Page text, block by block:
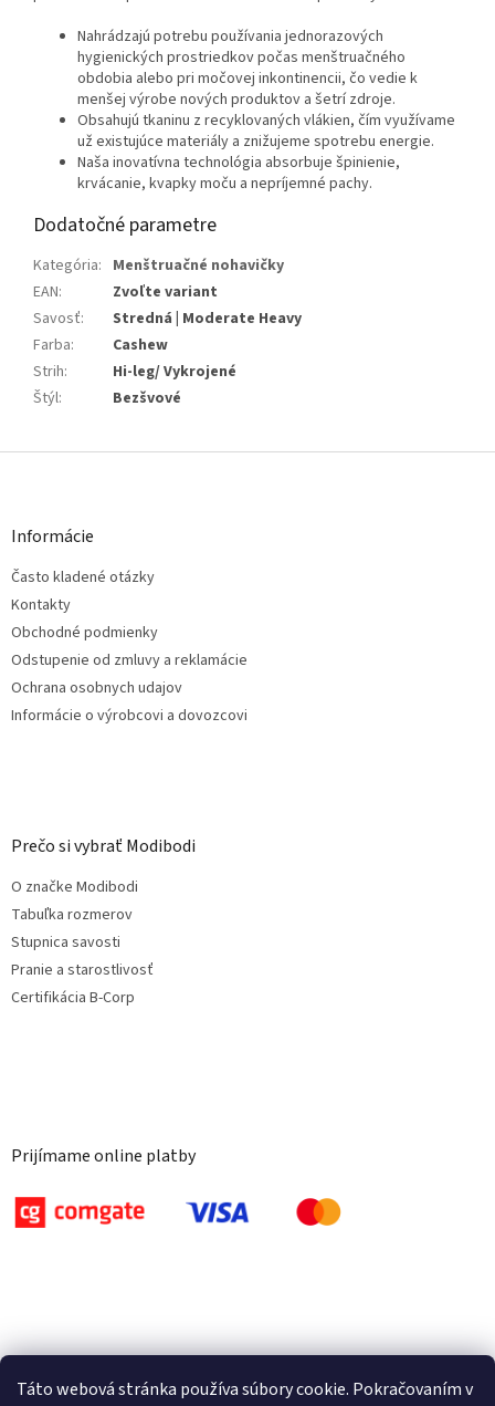
Táto webová stránka používa súbory cookie. Pokračovaním v
Nahrádzajú potrebu používania jednorazových
hygienických prostriedkov počas menštruačného
obdobia alebo pri močovej inkontinencii, čo vedie k
menšej výrobe nových produktov a šetrí zdroje.
Obsahujú tkaninu z recyklovaných vlákien, čím využívame
už existujúce materiály a znižujeme spotrebu energie.
Naša inovatívna technológia absorbuje špinienie,
krvácanie, kvapky moču a nepríjemné pachy.
Dodatočné parametre
Kategória: Menštruačné nohavičky
EAN:
Zvoľte variant
Savosť:
Stredná | Moderate Heavy
Farba:
Cashew
Strih:
Hi-leg/ Vykrojené
Štýl: Bezšvové
Z
Informácie
Často kladené otázky
Kontakty
Obchodné podmienky
Odstupenie od zmluvy a reklamácie
Ochrana osobnych udajov
Informácie o výrobcovi a dovozcovi
Prečo si vybrať Modibodi
O značke Modibodi
Tabuľka rozmerov
Stupnica savosti
Pranie a starostlivosť
Certifikácia B-Corp
Prijímame online platby